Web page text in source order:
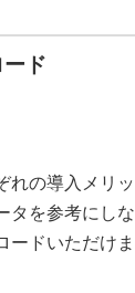
ド
れの導入メリッ
タを参考にしな
ードいただけま